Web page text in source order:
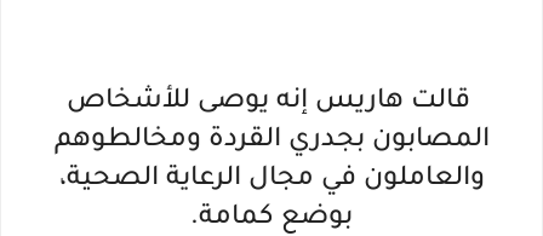
قالت هاريس إنه يوصى للأشخاص
المصابون بجدري القردة ومخالطوهم
والعاملون في مجال الرعاية الصحية،
بوضع كمامة.